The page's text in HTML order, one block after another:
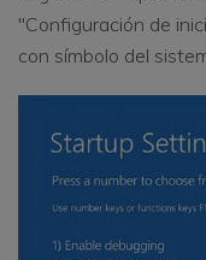
"Configuración de
con símbolo del